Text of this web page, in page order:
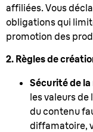
affiliées. Vous
obligations qui
promotion des
2. Règles de
Sécurité de
les valeurs
du contenu
diffamatoire,